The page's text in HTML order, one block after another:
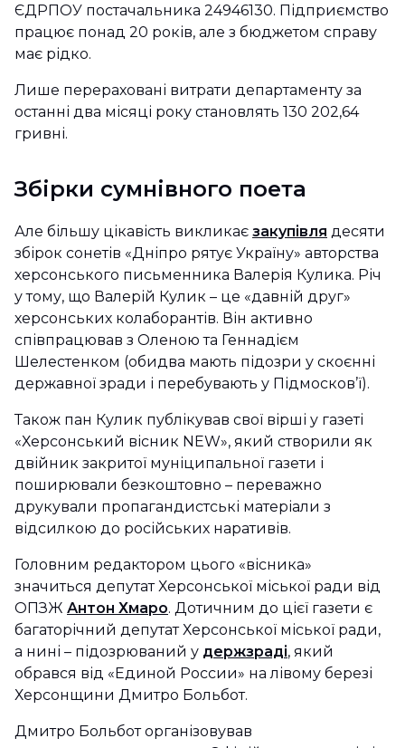
ЄДРПОУ постачальника 24946130. Підприємство
працює понад 20 років, але з бюджетом справу
має рідко.
Лише перераховані витрати департаменту за
останні два місяці року становлять 130 202,64
гривні.
Збірки сумнівного поета
Але більшу цікавість викликає закупівля десяти
збірок сонетів «Дніпро рятує Україну» авторства
херсонського письменника Валерія Кулика. Річ
у тому, що Валерій Кулик – це «давній друг»
херсонських колаборантів. Він активно
співпрацював з Оленою та Геннадієм
Шелестенком (обидва мають підозри у скоєнні
державної зради і перебувають у Підмосков’ї).
Також пан Кулик публікував свої вірші у газеті
«Херсонський вісник NEW», який створили як
двійник закритої муніципальної газети і
поширювали безкоштовно – переважно
друкували пропагандистські матеріали з
відсилкою до російських наративів.
Головним редактором цього «вісника»
значиться депутат Херсонської міської ради від
ОПЗЖ Антон Хмаро. Дотичним до цієї газети є
багаторічний депутат Херсонської міської ради,
а нині – підозрюваний у держзраді, який
обрався від «Единой России» на лівому березі
Херсонщини Дмитро Больбот.
Дмитро Больбот організовував